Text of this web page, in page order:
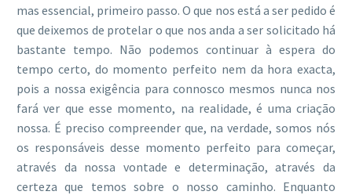
mas essencial, primeiro passo. O que nos está a ser pedido é
que deixemos de protelar o que nos anda a ser solicitado há
bastante tempo. Não podemos continuar à espera do
tempo certo, do momento perfeito nem da hora exacta,
pois a nossa exigência para connosco mesmos nunca nos
fará ver que esse momento, na realidade, é uma criação
nossa. É preciso compreender que, na verdade, somos nós
os responsáveis desse momento perfeito para começar,
através da nossa vontade e determinação, através da
certeza que temos sobre o nosso caminho. Enquanto